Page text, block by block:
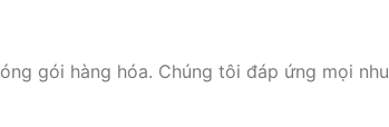
gói hàng hóa. Chúng tôi đáp ứng mọi nhu